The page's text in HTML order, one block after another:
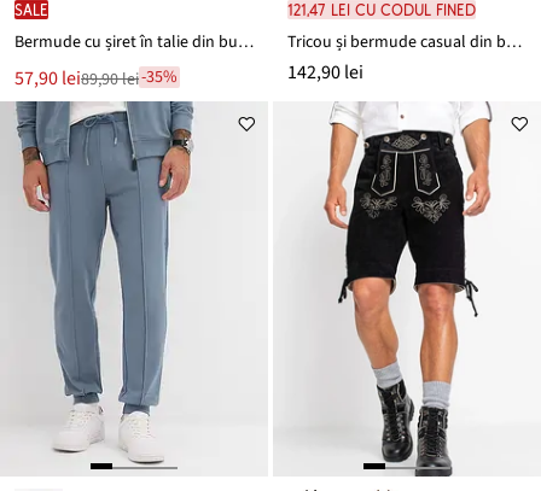
SALE
Bermude cu șiret în talie din bumbac 100%, Regular Fit
Noul
preț
este
57,90 lei
Reducere
de
preț
89,90 lei
89,90 lei-35%
121,47 lei cu codul FINED
Tricou și bermude casual din bumbac 100% (set/2piese)
142,90 lei